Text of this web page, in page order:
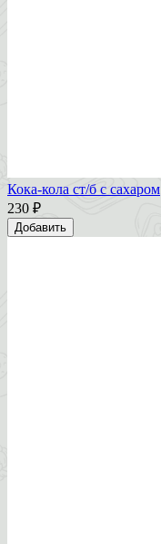
Кока-кола ст/б с сахаром
230 ₽
Добавить